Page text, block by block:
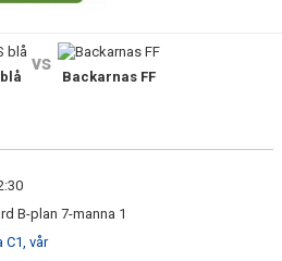
vs
Backarnas FF
B-plan 7-manna 1
C1, vår